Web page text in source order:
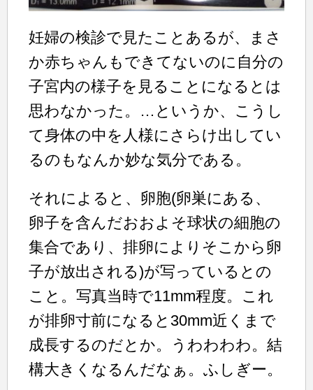
妊婦の検診で見たことあるが、まさ
か赤ちゃんもできてないのに自分の
子宮内の様子を見ることになるとは
思わなかった。…というか、こうし
て身体の中を人様にさらけ出してい
るのもなんか妙な気分である。
それによると、卵胞(卵巣にある、
卵子を含んだおおよそ球状の細胞の
集合であり、排卵によりそこから卵
子が放出される)が写っているとの
こと。写真当時で11mm程度。これ
が排卵寸前になると30mm近くまで
成長するのだとか。うわわわわ。結
構大きくなるんだなぁ。ふしぎー。